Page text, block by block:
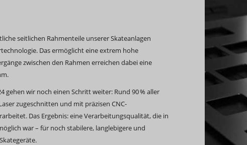
seitlichen Rahmenteile unserer Skateanlagen
Das ermöglicht eine extrem hohe
zwischen den Rahmen erreichen dabei eine
gehen wir noch einen Schritt weiter: Rund 90 % aller
zugeschnitten und mit präzisen CNC-
Das Ergebnis: eine Verarbeitungsqualität, die in
war – für noch stabilere, langlebigere und